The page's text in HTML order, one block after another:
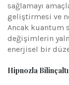
sağlamayı
geliştirmesi ve
Ancak kuantum
değişimlerin
enerjisel bir
Hipnozla